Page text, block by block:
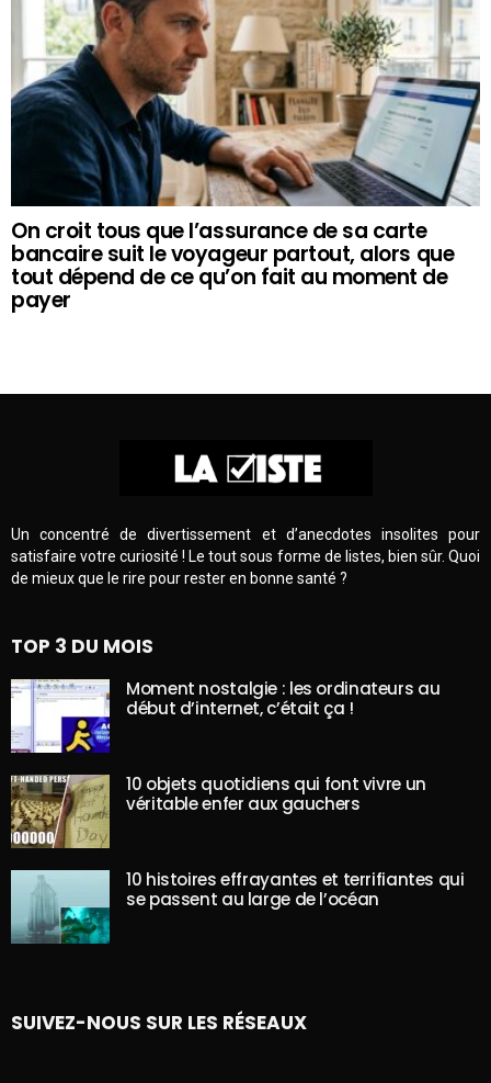
On croit tous que l’assurance de sa carte
bancaire suit le voyageur partout, alors que
tout dépend de ce qu’on fait au moment de
payer
Un concentré de divertissement et d’anecdotes insolites pour
satisfaire votre curiosité ! Le tout sous forme de listes, bien sûr. Quoi
de mieux que le rire pour rester en bonne santé ?
TOP 3 DU MOIS
Moment nostalgie : les ordinateurs au
début d’internet, c’était ça !
10 objets quotidiens qui font vivre un
véritable enfer aux gauchers
10 histoires effrayantes et terrifiantes qui
se passent au large de l’océan
SUIVEZ-NOUS SUR LES RÉSEAUX